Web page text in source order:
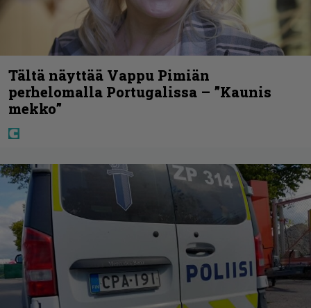
Tältä näyttää Vappu Pimiän
perhelomalla Portugalissa – ”Kaunis
mekko”